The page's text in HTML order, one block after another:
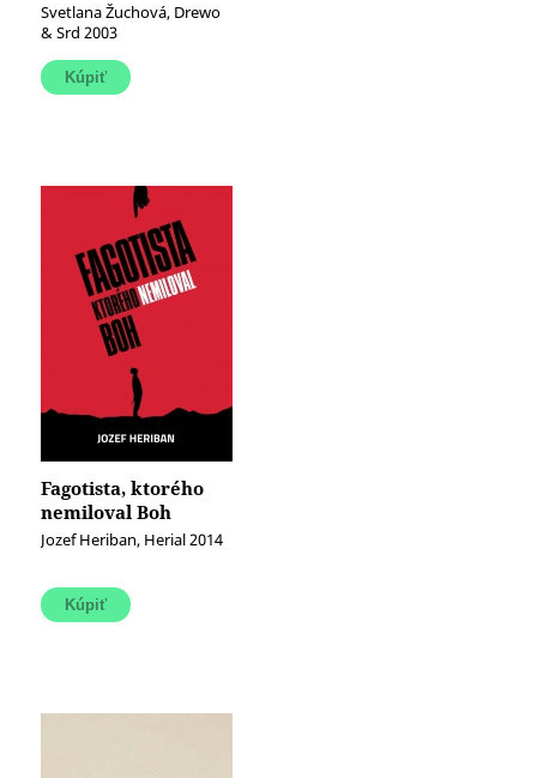
Svetlana Žuchová, Drewo
& Srd 2003
Fagotista, ktorého
nemiloval Boh
Jozef Heriban, Herial 2014